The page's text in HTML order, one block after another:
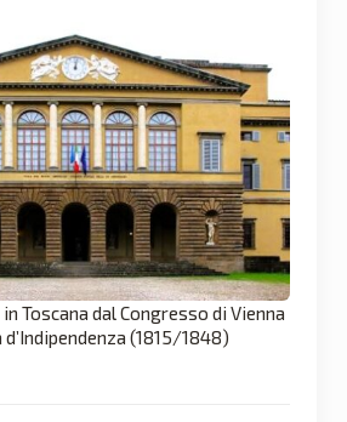
Toscana dal Congresso di Vienna
(1815/1848)